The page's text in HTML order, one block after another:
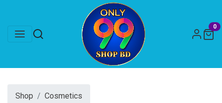
0
Shop Cosmetics